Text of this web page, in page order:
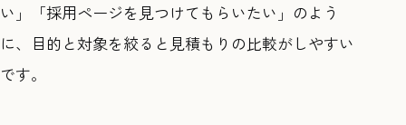
い」「採用ページを見つけてもらいたい」のよう
に、目的と対象を絞ると見積もりの比較がしやすい
です。